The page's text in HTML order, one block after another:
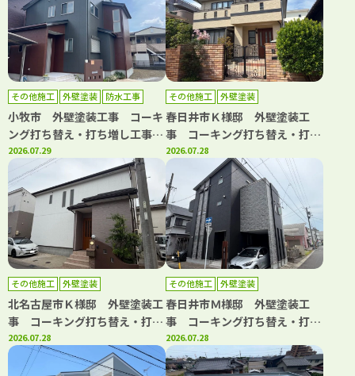
その他施工 外壁塗装 防水工事
小牧市 外壁塗装工事 コーキ
ング打ち替え・打ち増し工事
屋根カバー工事 防水工事
2026.07.29
その他施工 外壁塗装
春日井市Ｋ様邸 外壁塗装工
事 コーキング打ち替え・打ち
増し工事 バルコニートップコ
ート工事
2026.07.28
その他施工 外壁塗装
北名古屋市Ｋ様邸 外壁塗装工
事 コーキング打ち替え・打ち
増し工事 屋根カバー工事 ト
ップコート工事
2026.07.28
その他施工 外壁塗装
春日井市Ｍ様邸 外壁塗装工
事 コーキング打ち替え・打ち
増し工事 バルコニートップコ
ート工事
2026.07.28